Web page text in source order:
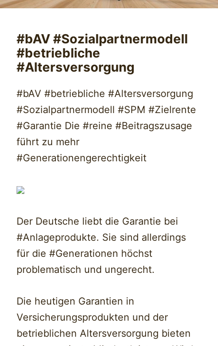
#bAV #Sozialpartnermodell
#betriebliche
#Altersversorgung
#bAV #betriebliche #Altersversorgung
#Sozialpartnermodell #SPM #Zielrente
#Garantie Die #reine #Beitragszusage
führt zu mehr
#Generationengerechtigkeit
Der Deutsche liebt die Garantie bei
#Anlageprodukte. Sie sind allerdings
für die #Generationen höchst
problematisch und ungerecht.
Die heutigen Garantien in
Versicherungsprodukten und der
betrieblichen Altersversorgung bieten